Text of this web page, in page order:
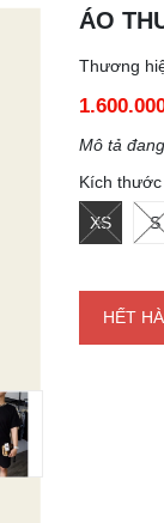
ÁO
Thương
Mô tả
Kích thước
XS S
HẾT